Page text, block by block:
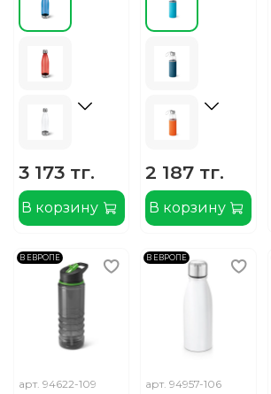
3 173 тг.
В корзину
2 187 тг.
В корзину
В ЕВРОПЕ
арт. 94622-109
В ЕВРОПЕ
арт.94957-106